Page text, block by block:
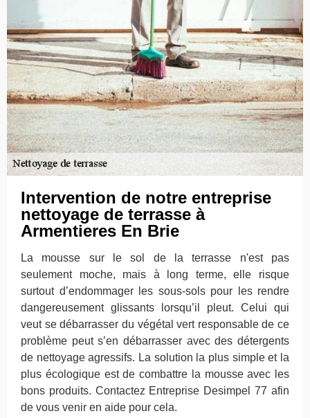
Intervention de notre entreprise
nettoyage de terrasse à
Armentieres En Brie
La mousse sur le sol de la terrasse n'est pas
seulement moche, mais à long terme, elle risque
surtout d’endommager les sous-sols pour les rendre
dangereusement glissants lorsqu’il pleut. Celui qui
veut se débarrasser du végétal vert responsable de ce
problème peut s’en débarrasser avec des détergents
de nettoyage agressifs. La solution la plus simple et la
plus écologique est de combattre la mousse avec les
bons produits. Contactez Entreprise Desimpel 77 afin
de vous venir en aide pour cela.